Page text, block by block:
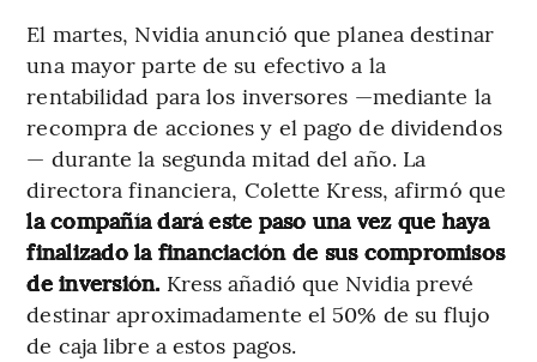
El martes, Nvidia anunció que planea destinar
una mayor parte de su efectivo a la
rentabilidad para los inversores —mediante la
recompra de acciones y el pago de dividendos
— durante la segunda mitad del año. La
directora financiera, Colette Kress, afirmó que
la compañía dará este paso una vez que haya
finalizado la financiación de sus compromisos
de inversión. Kress añadió que Nvidia prevé
destinar aproximadamente el 50% de su flujo
de caja libre a estos pagos.